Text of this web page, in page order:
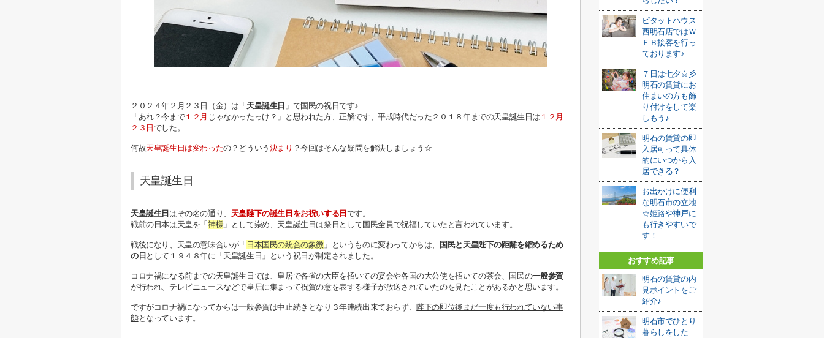
２０２４年２月２３日（金）は「 天皇誕生日 」で国民の祝日です♪
「あれ？今まで１２月 じゃなかったっけ？」と思われた方、正解です、平成時代だった２０１８年までの天皇誕生日は １２月
２３日 でした。
何故天皇誕生日は変わったの？どういう 決まり ？今回はそんな疑問を解決しましょう☆
天皇誕生日
天皇誕生日 はその名の通り、 天皇陛下の誕生日をお祝いする日 です。
戦前の日本は天皇を「神様 」として崇め、 天皇誕生日は祭日として国民全員で祝福していた と言われています。
戦後になり、天皇の意味合いが「 日本国民の統合の象徴 」というものに変わってからは、
国民と天皇陛下の距離を縮めるため
の日 として１９４８年に「天皇誕生日」という祝日が制定されました。
コロナ禍になる前までの天皇誕生日では、皇居で各省の大臣を招いての宴会や各国の大公使を招いての茶会、国民の一般参賀
が行われ、 テレビニュースなどで皇居に集まって祝賀の意を表する様子が放送されていたのを見たことがあるかと思います。
ですがコロナ禍になってからは一般参賀は中止続きとなり３年連続出来ておらず、 陛下の即位後まだ一度も行われていない事
態となっています。
ピタットハウス
西明石店ではＷ
ＥＢ接客を行っ
ております♪
７日は七夕☆彡
明石の賃貸にお
住まいの方も飾
り付けをして楽
しもう♪
明石の賃貸の即
入居可って具体
的にいつから入
居できる？
お出かけに便利
な明石市の立地
☆姫路や神戸に
も行きやすいで
す！
おすすめ記事
明石の賃貸の内
見ポイントをご
紹介♪
明石市でひとり
暮らしをした